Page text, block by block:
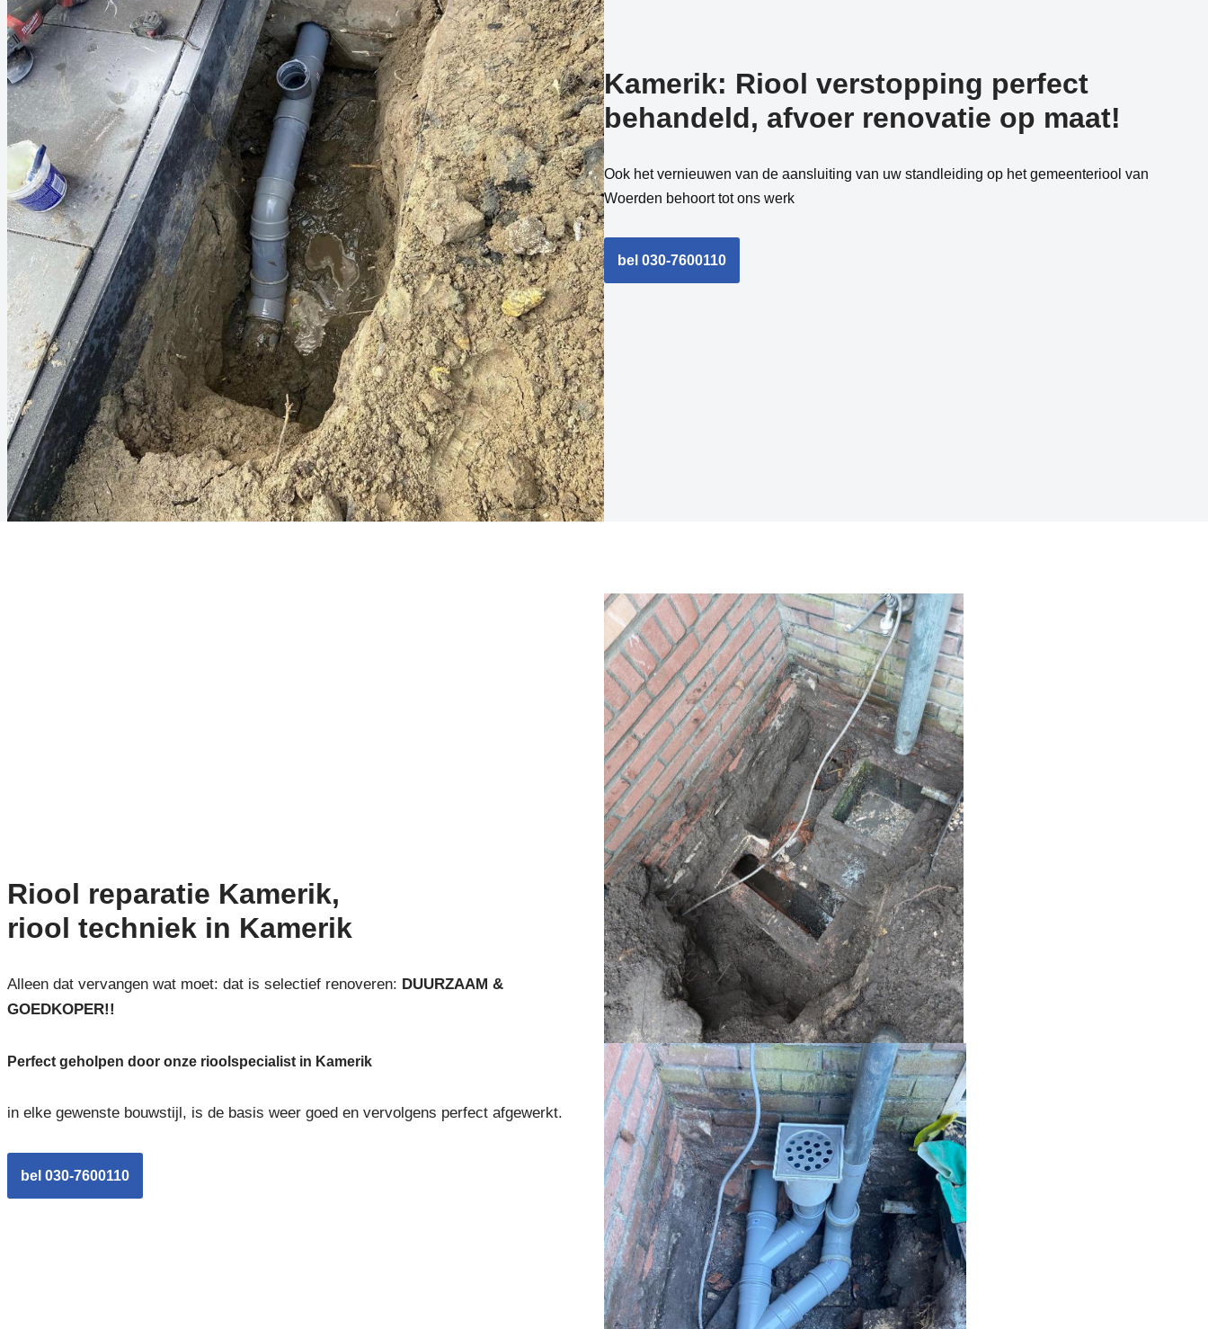
Kamerik: Riool verstopping perfect
behandeld, afvoer renovatie op maat!
Ook het vernieuwen van de aansluiting van uw standleiding op het gemeenteriool van
Woerden behoort tot ons werk
bel 030-7600110
Riool reparatie Kamerik,
riool techniek in Kamerik
Alleen dat vervangen wat moet: dat is selectief renoveren: DUURZAAM &
GOEDKOPER!!
Perfect geholpen door onze rioolspecialist in Kamerik
in elke gewenste bouwstijl, is de basis weer goed en vervolgens perfect afgewerkt.
bel 030-7600110